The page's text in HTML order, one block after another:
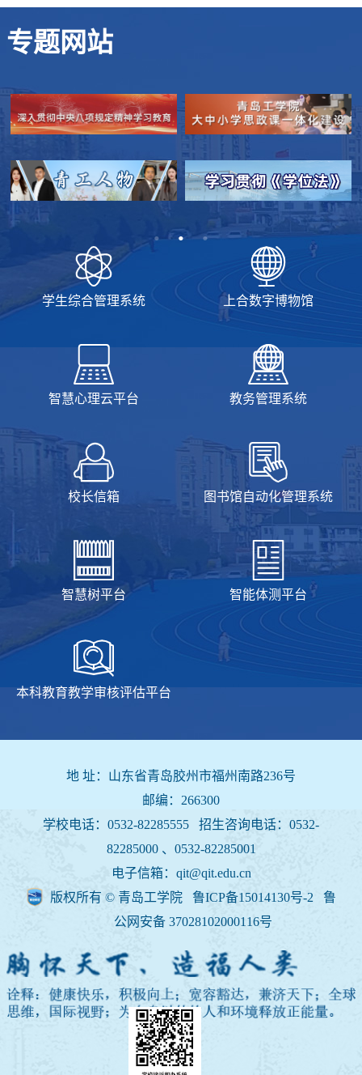
专题网站
学生综合管理系统 上合数字博物馆
智慧心理云平台 教务管理系统
校长信箱 图书馆自动化管理系统
智慧树平台 智能体测平台
本科教育教学审核评估平台
地 址：山东省青岛胶州市福州南路236号
邮编：266300
学校电话：0532-82285555 招生咨询电话： 0532-
82285000 、0532-82285001
电子信箱：qit@qit.edu.cn
版权所有 © 青岛工学院 鲁ICP备15014130号-2
鲁
公网安备 37028102000116号